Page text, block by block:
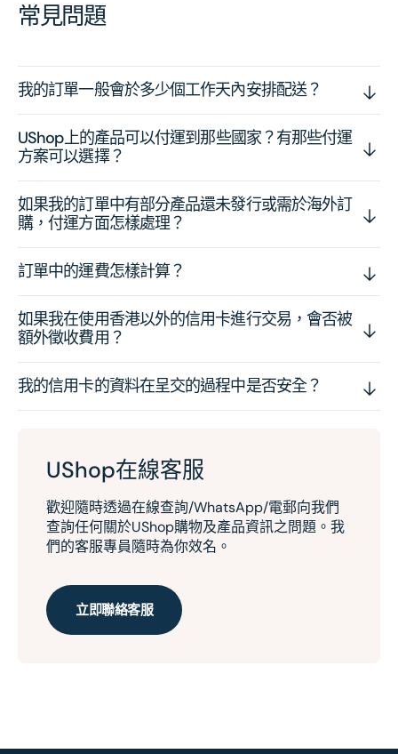
常見問題
我的訂單一般會於多少個工作天內安排配送？
UShop上的產品可以付運到那些國家？有那些付運
方案可以選擇？
如果我的訂單中有部分產品還未發行或需於海外訂
購，付運方面怎樣處理？
訂單中的運費怎樣計算？
如果我在使用香港以外的信用卡進行交易，會否被
額外徵收費用？
我的信用卡的資料在呈交的過程中是否安全？
UShop在線客服
歡迎隨時透過在線查詢/WhatsApp/電郵向我們
查詢任何關於UShop購物及產品資訊之問題。我
們的客服專員隨時為你效名。
立即聯絡客服